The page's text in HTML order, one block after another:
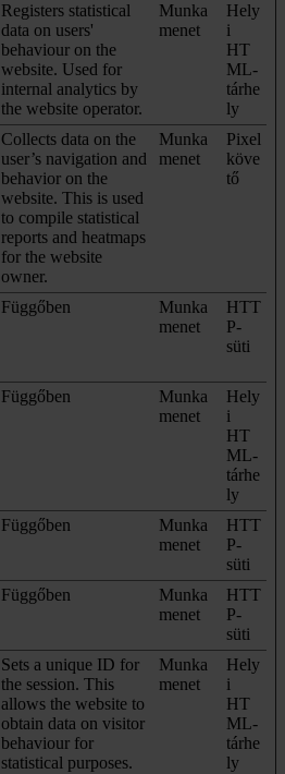
Registers statistical
data on users'
behaviour on the
website. Used for
internal analytics by
the website operator.
Munka
menet
Hely
i
HT
ML-
tárhe
ly
Collects data on the
user’s navigation and
behavior on the
website. This is used
to compile statistical
reports and heatmaps
for the website
owner.
Munka
menet
Pixel
köve
tő
Függőben
Munka
menet
HTT
P-
süti
Függőben
Munka
menet
Hely
i
HT
ML-
tárhe
ly
Függőben
Munka
menet
HTT
P-
süti
Függőben
Munka
menet
HTT
P-
süti
Sets a unique ID for
the session. This
allows the website to
obtain data on visitor
behaviour for
statistical purposes.
Munka
menet
Hely
i
HT
ML-
tárhe
ly